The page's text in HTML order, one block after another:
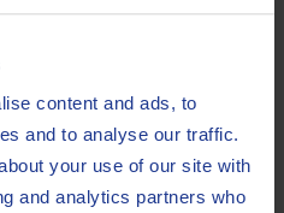
content and ads, to
and to analyse our traffic.
your use of our site with
and analytics partners who
IV-10 LA
2